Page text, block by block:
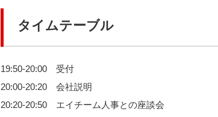
タイムテーブル
19:50-20:00 受付
20:00-20:20 会社説明
20:20-20:50 エイチーム人事との座談会